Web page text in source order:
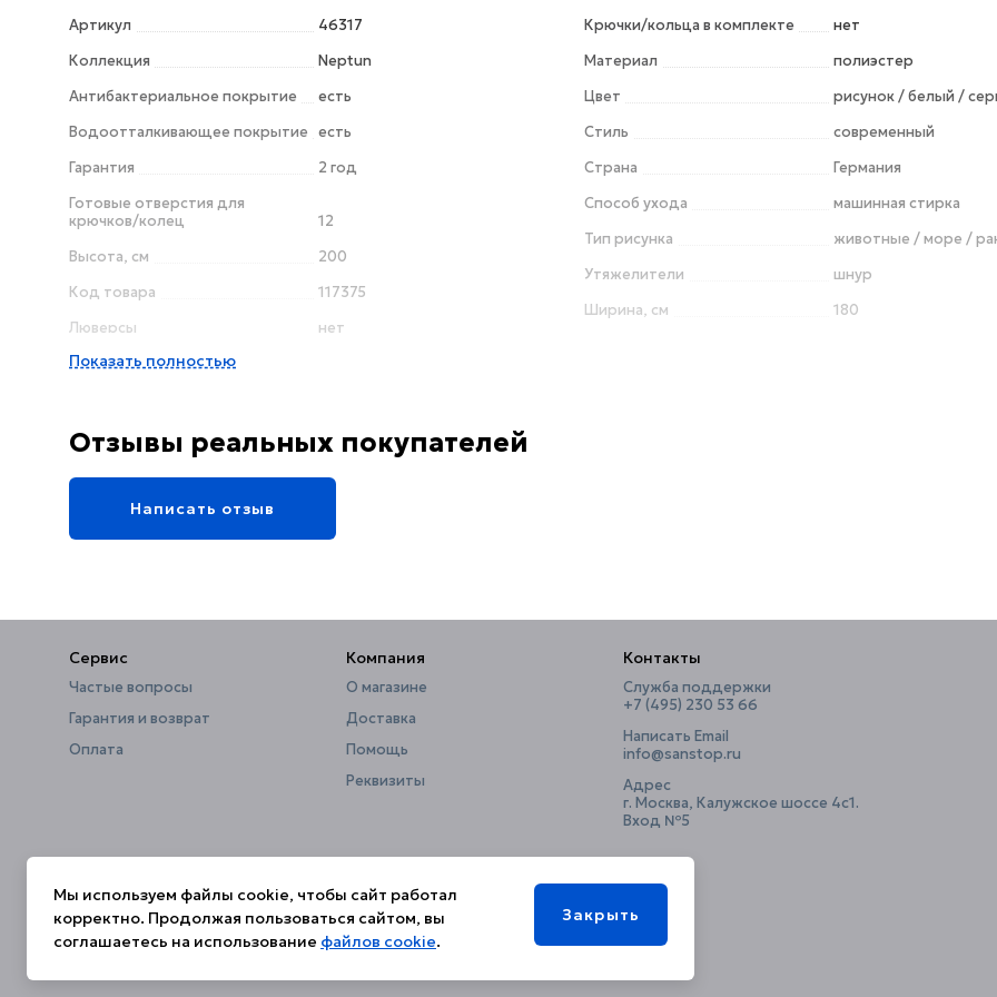
Артикул
46317
Коллекция
Neptun
Антибактериальное покрытие
есть
Водоотталкивающее покрытие есть
Гарантия
2 год
Готовые отверстия для
крючков/колец
12
Высота, см
200
Код товара
117375
Люверсы
нет
Крючки/кольца в комплекте
нет
Материал
полиэстер
Цвет
рисунок / белый /
Стиль
современный
Страна
Германия
Способ ухода
машинная стирка
Тип рисунка
животные / море /
Утяжелители
шнур
Ширина, см
180
Показать полностью
Отзывы реальных покупателей
Написать отзыв
Сервис
Частые вопросы
Гарантия и возврат
Оплата
Компания
О магазине
Доставка
Помощь
Реквизиты
Контакты
Служба поддержки
+7 (495) 230 53 66
Написать Email
info@sanstop.ru
Адрес
г. Москва, Калужское шоссе 4с1.
Вход №5
Мы используем файлы cookie, чтобы сайт работал
корректно. Продолжая пользоваться сайтом, вы
соглашаетесь на использование файлов cookie.
Закрыть